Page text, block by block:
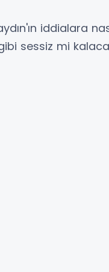
iddialara
sessiz mi